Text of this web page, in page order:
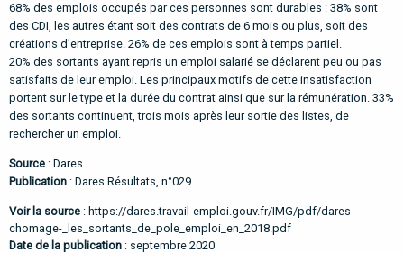
68% des emplois occupés par ces personnes sont durables : 38% sont
des CDI, les autres étant soit des contrats de 6 mois ou plus, soit des
créations d’entreprise. 26% de ces emplois sont à temps partiel.
20% des sortants ayant repris un emploi salarié se déclarent peu ou pas
satisfaits de leur emploi. Les principaux motifs de cette insatisfaction
portent sur le type et la durée du contrat ainsi que sur la rémunération. 33%
des sortants continuent, trois mois après leur sortie des listes, de
rechercher un emploi.
Source : Dares
Publication : Dares Résultats, n°029
Voir la source : https://dares.travail-emploi.gouv.fr/IMG/pdf/dares-
chomage-_les_sortants_de_pole_emploi_en_2018.pdf
Date de la publication : septembre 2020